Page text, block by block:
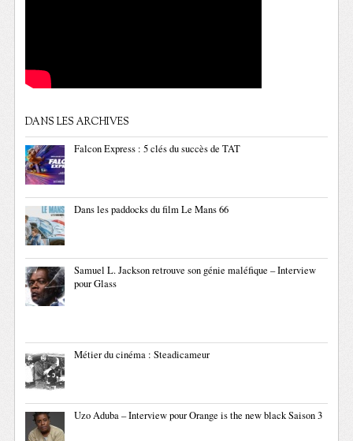
DANS LES ARCHIVES
Falcon Express : 5 clés du succès de TAT
Dans les paddocks du film Le Mans 66
Samuel L. Jackson retrouve son génie maléfique – Interview
pour Glass
Métier du cinéma : Steadicameur
Uzo Aduba – Interview pour Orange is the new black Saison 3